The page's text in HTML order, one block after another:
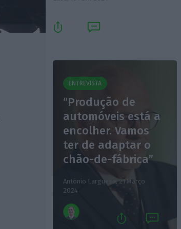
ENTREVISTA
“Produção de
automóveis está a
encolher. Vamos
ter de adaptar o
chão-de-fábrica”
António Larguesa,21 Março
2024